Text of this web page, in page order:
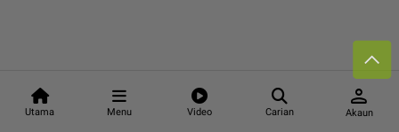
Utama Menu Video Carian
person
Akaun